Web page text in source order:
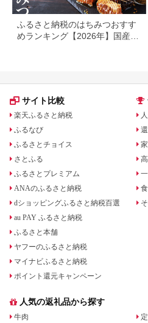
ふるさと納税のはちみつおすす
めランキング【2026年】国産・
サイト比較
楽天ふるさと納税
ふるなび
ふるさとチョイス
さとふる
ふるさとプレミアム
ANAのふるさと納税
dショッピングふるさと納税百選
au PAY ふるさと納税
ふるさと本舗
ヤフーのふるさと納税
マイナビふるさと納税
ポイント還元キャンペーン
人気の返礼品から探す
牛肉